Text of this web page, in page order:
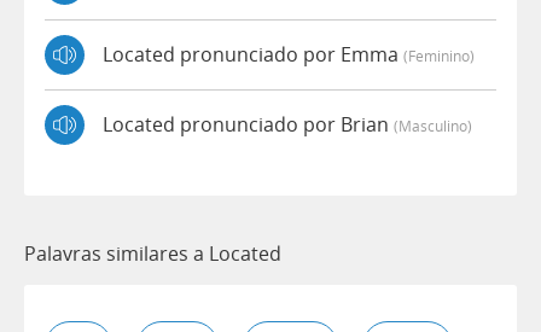
Located pronunciado por Emma (feminino)
Located pronunciado por Brian (masculino)
Palavras similares a Located